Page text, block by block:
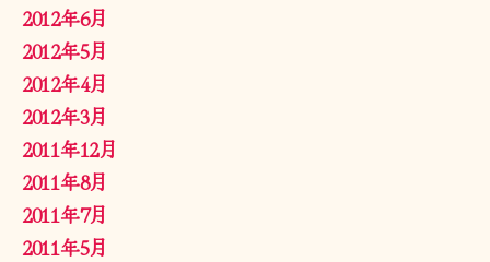
2012年6月
2012年5月
2012年4月
2012年3月
2011年12月
2011年8月
2011年7月
2011年5月